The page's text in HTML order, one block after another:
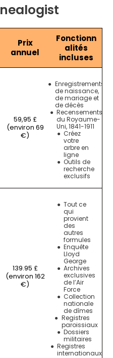
Prix
annuel
Fonctionn
alités
incluses
59,95 £
(environ 69
€)
Enregistrements
de naissance,
de mariage et
de décès
Recensements
du Royaume-
Uni, 1841-1911
Créez
votre
arbre en
ligne
Outils de
recherche
exclusifs
139.95 £
(environ 162
€)
Tout ce
qui
provient
des
autres
formules
Enquête
Lloyd
George
Archives
exclusives
de l’Air
Force
Collection
nationale
de dîmes
Registres
paroissiaux
Dossiers
militaires
Registres
internationaux